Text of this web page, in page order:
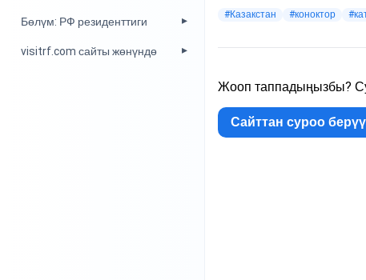
Бөлүм: РФ резиденттиги
visitrf.com сайты жөнүндө
#Казакстан #коноктор
Жооп таппадыңызбы?
Сайттан суроо берүү